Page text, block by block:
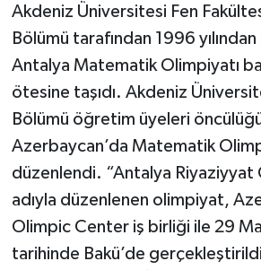
Akdeniz Üniversitesi Fen
Bölümü tarafından 1996
Antalya Matematik Olimpiyatı
ötesine taşıdı. Akdeniz
Bölümü öğretim üyeleri
Azerbaycan’da Matematik
düzenlendi. “Antalya Riyaziyyat
adıyla düzenlenen olimpiyat,
Olimpic Center iş birliği ile 29
tarihinde Bakü’de